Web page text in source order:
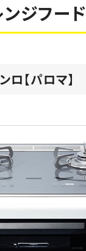
ジフード
ロ【パロマ】